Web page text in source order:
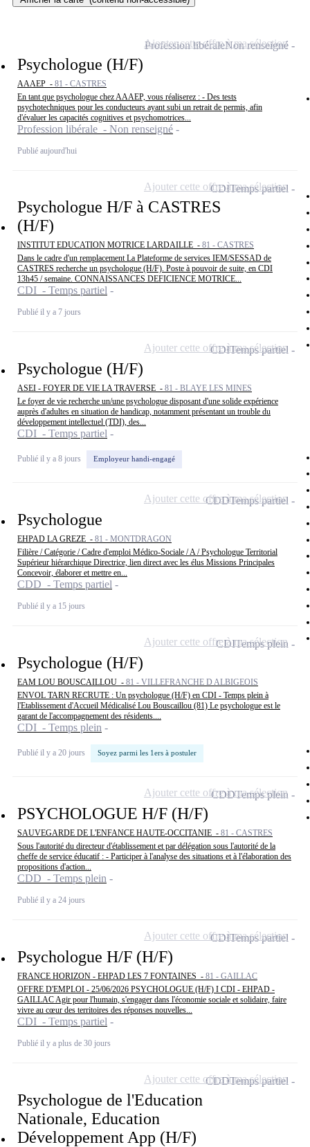
Psychologue (H/F)
AAAEP - 81 - CASTRES
En tant que psychologue chez AAAEP, vous réaliserez : - Des tests
psychotechniques pour les conducteurs ayant subi un retrait de permis, afin
d'évaluer les capacités cognitives et psychomotrices...
Profession libérale - Non renseigné
Publié aujourd'hui
Profession libéraleNon renseigné
Ajouter cette offre à ma sélection
Psychologue H/F à CASTRES
(H/F)
INSTITUT EDUCATION MOTRICE LARDAILLE - 81 - CASTRES
Dans le cadre d'un remplacement La Plateforme de services IEM/SESSAD de
CASTRES recherche un psychologue (H/F). Poste à pouvoir de suite, en CDI
13h45 / semaine. CONNAISSANCES DEFICIENCE MOTRICE...
CDI - Temps partiel
Publié il y a 7 jours
CDITemps partiel
Ajouter cette offre à ma sélection
Psychologue (H/F)
ASEI - FOYER DE VIE LA TRAVERSE - 81 - BLAYE LES MINES
Le foyer de vie recherche un/une psychologue disposant d'une solide expérience
auprès d'adultes en situation de handicap, notamment présentant un trouble du
développement intellectuel (TDI), des...
CDI - Temps partiel
Publié il y a 8 jours Employeur handi-engagé
CDITemps partiel
Ajouter cette offre à ma sélection
Psychologue
EHPAD LA GREZE - 81 - MONTDRAGON
Filière / Catégorie / Cadre d'emploi Médico-Sociale / A / Psychologue Territorial
Supérieur hiérarchique Directrice, lien direct avec les élus Missions Principales
Concevoir, élaborer et mettre en...
CDD - Temps partiel
Publié il y a 15 jours
CDDTemps partiel
Ajouter cette offre à ma sélection
Psychologue (H/F)
EAM LOU BOUSCAILLOU - 81 - VILLEFRANCHE D ALBIGEOIS
ENVOL TARN RECRUTE : Un psychologue (H/F) en CDI - Temps plein à
l'Etablissement d'Accueil Médicalisé Lou Bouscaillou (81) Le psychologue est le
garant de l'accompagnement des résidents....
CDI - Temps plein
Publié il y a 20 jours Soyez parmi les 1ers à postuler
CDITemps plein
Ajouter cette offre à ma sélection
PSYCHOLOGUE H/F (H/F)
SAUVEGARDE DE L'ENFANCE HAUTE-OCCITANIE - 81 - CASTRES
Sous l'autorité du directeur d'établissement et par délégation sous l'autorité de la
cheffe de service éducatif : - Participer à l'analyse des situations et à l'élaboration des
propositions d'action...
CDD - Temps plein
Publié il y a 24 jours
CDDTemps plein
Ajouter cette offre à ma sélection
Psychologue H/F (H/F)
FRANCE HORIZON - EHPAD LES 7 FONTAINES - 81 - GAILLAC
OFFRE D'EMPLOI - 25/06/2026 PSYCHOLOGUE (H/F) I CDI - EHPAD -
GAILLAC Agir pour l'humain, s'engager dans l'économie sociale et solidaire, faire
vivre au cœur des territoires des réponses nouvelles...
CDI - Temps partiel
Publié il y a plus de 30 jours
CDITemps partiel
Ajouter cette offre à ma sélection
Psychologue de l'Education
Nationale, Education
Développement App (H/F)
CDDTemps partiel
Ajouter cette offre à ma sélection